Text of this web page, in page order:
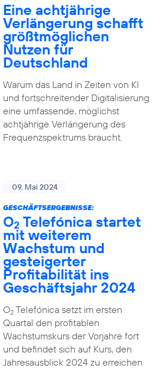
Eine achtjährige
Verlängerung schafft
größtmöglichen
Nutzen für
Deutschland
Warum das Land in Zeiten von KI
und fortschreitender Digitalisierung
eine umfassende, möglichst
achtjährige Verlängerung des
Frequenzspektrums braucht.
09. Mai 2024
GESCHÄFTSERGEBNISSE:
O2 Telefónica startet
mit weiterem
Wachstum und
gesteigerter
Profitabilität ins
Geschäftsjahr 2024
O2Telefónica setzt im ersten
Quartal den profitablen
Wachstumskurs der Vorjahre fort
und befindet sich auf Kurs, den
Jahresausblick 2024 zu erreichen